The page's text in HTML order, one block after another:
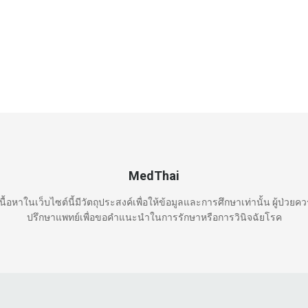
MedThai
อหาในเว็บไซต์นี้มีวัตถุประสงค์เพื่อให้ข้อมูลและการศึกษาเท่านั้น ผู้ป่วยค
ปรึกษาแพทย์เพื่อขอคำแนะนำในการรักษาหรือการวินิจฉัยโรค